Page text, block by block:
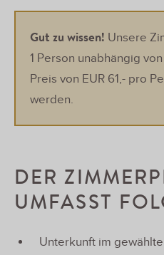
Gut zu wissen! Unsere
1 Person unabhängig
Preis von EUR 61,- pro
werden.
DER
UMFASST
Unterkunft im